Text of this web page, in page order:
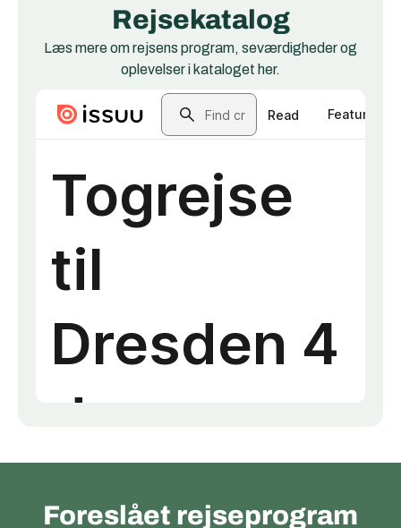
Rejsekatalog
Læs mere om rejsens program, seværdigheder og
oplevelser i kataloget her.
Foreslået rejseprogram